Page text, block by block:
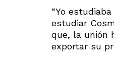
“Yo
estudiar
que, la unión
exportar su